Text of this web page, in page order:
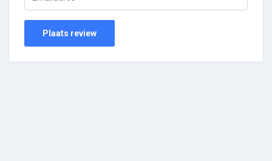
Plaats review